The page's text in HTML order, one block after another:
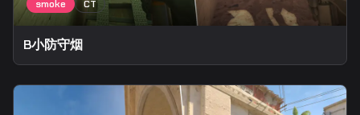
B小防守烟